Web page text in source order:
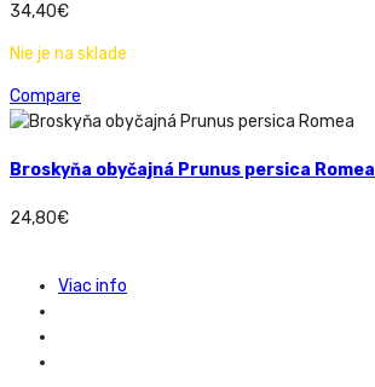
34,40€
Nie je na sklade
Compare
Broskyňa obyčajná Prunus persica Romea
24,80€
Viac info